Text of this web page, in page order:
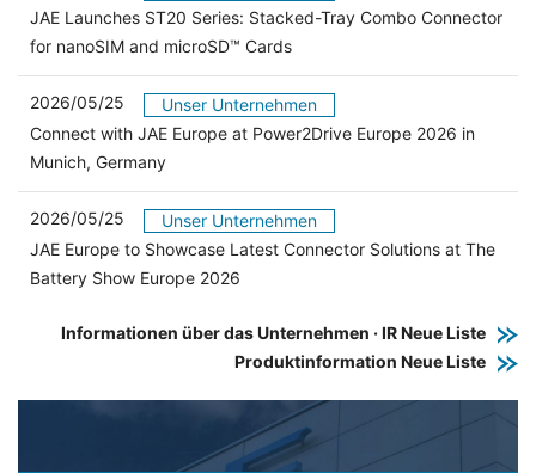
JAE Launches ST20 Series: Stacked-Tray Combo Connector
for nanoSIM and microSD™ Cards
2026/05/25
Unser Unternehmen
Connect with JAE Europe at Power2Drive Europe 2026 in
Munich, Germany
2026/05/25
Unser Unternehmen
JAE Europe to Showcase Latest Connector Solutions at The
Battery Show Europe 2026
Informationen über das Unternehmen · IR Neue Liste
Produktinformation Neue Liste